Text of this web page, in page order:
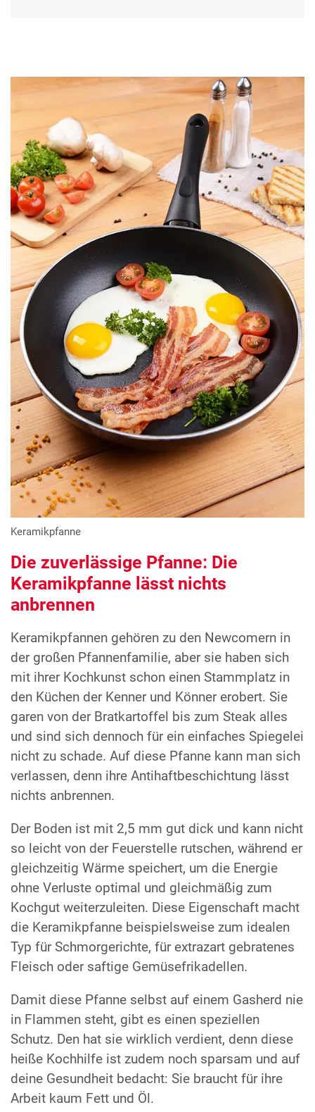
Keramikpfanne
Die zuverlässige Pfanne: Die
Keramikpfanne lässt nichts
anbrennen
Keramikpfannen gehören zu den Newcomern in
der großen Pfannenfamilie, aber sie haben sich
mit ihrer Kochkunst schon einen Stammplatz in
den Küchen der Kenner und Könner erobert. Sie
garen von der Bratkartoffel bis zum Steak alles
und sind sich dennoch für ein einfaches Spiegelei
nicht zu schade. Auf diese Pfanne kann man sich
verlassen, denn ihre Antihaftbeschichtung lässt
nichts anbrennen.
Der Boden ist mit 2,5 mm gut dick und kann nicht
so leicht von der Feuerstelle rutschen, während er
gleichzeitig Wärme speichert, um die Energie
ohne Verluste optimal und gleichmäßig zum
Kochgut weiterzuleiten. Diese Eigenschaft macht
die Keramikpfanne beispielsweise zum idealen
Typ für Schmorgerichte, für extrazart gebratenes
Fleisch oder saftige Gemüsefrikadellen.
Damit diese Pfanne selbst auf einem Gasherd nie
in Flammen steht, gibt es einen speziellen
Schutz. Den hat sie wirklich verdient, denn diese
heiße Kochhilfe ist zudem noch sparsam und auf
deine Gesundheit bedacht: Sie braucht für ihre
Arbeit kaum Fett und Öl.